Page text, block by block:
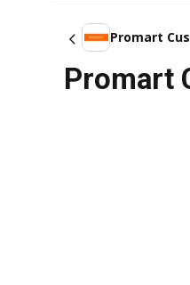
Promart
Promart